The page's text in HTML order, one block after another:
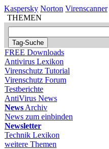
Kaspersky Norton Virenscanner
THEMEN
FREE Downloads
Antivirus Lexikon
Virenschutz Tutorial
Virenschutz Forum
Testberichte
AntiVirus News
News Archiv
News zum einbinden
Newsletter
Technik Lexikon
weitere Themen